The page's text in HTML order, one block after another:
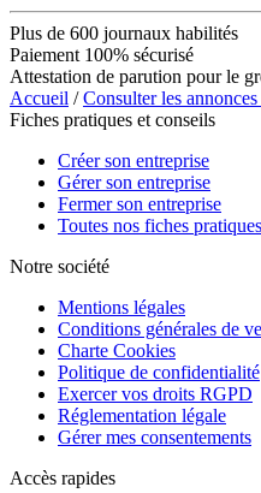
Plus de 600 journaux habilités
Paiement 100% sécurisé
Attestation de parution pour le
Accueil /Consulter les annonces
Fiches pratiques et conseils
Créer son entreprise
Gérer son entreprise
Fermer son entreprise
Toutes nos fiches pratiques
Notre société
Mentions légales
Conditions générales de
Charte Cookies
Politique de confidentialité
Exercer vos droits RGPD
Réglementation légale
Gérer mes consentements
Accès rapides